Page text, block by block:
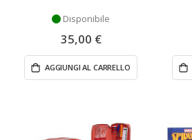
Disponibile
35,00 €
AGGIUNGI AL CARRELLO